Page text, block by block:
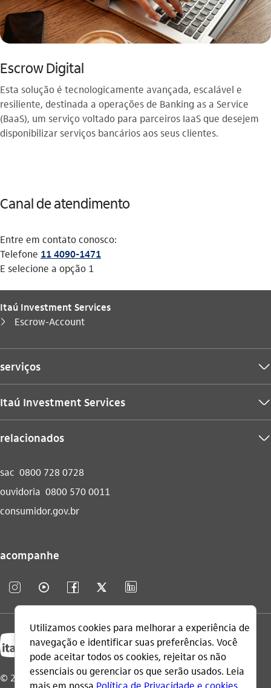
Escrow Digital
Esta solução é tecnologicamente avançada, escalável e
resiliente, destinada a operações de Banking as a Service
(BaaS), um serviço voltado para parceiros IaaS que desejem
disponibilizar serviços bancários aos seus clientes.
Canal de atendimento
Entre em contato conosco:
Telefone 11 4090-1471
E selecione a opção 1
Itaú Investment Services
seta_direita
Você está aqui:
Escrow-Account
serviços seta_baixo
Itaú Investment Services seta_baixo
relacionados seta_baixo
sac 0800 728 0728
ouvidoria 0800 570 0011
consumidor.gov.br
acompanhe
instagram_outline video_outline facebook_outline twitter_outline linkedin_base
© 2026 Itaú Unibanco Holding S.A.